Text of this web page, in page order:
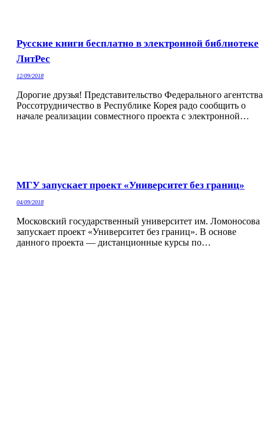
Русские книги бесплатно в электронной библиотеке
ЛитРес
12/09/2018
Дорогие друзья! Представительство Федерального агентства
Россотрудничество в Республике Корея радо сообщить о
начале реализации совместного проекта с электронной…
МГУ запускает проект «Университет без границ»
04/09/2018
Московский государственный университет им. Ломоносова
запускает проект «Университет без границ». В основе
данного проекта — дистанционные курсы по…